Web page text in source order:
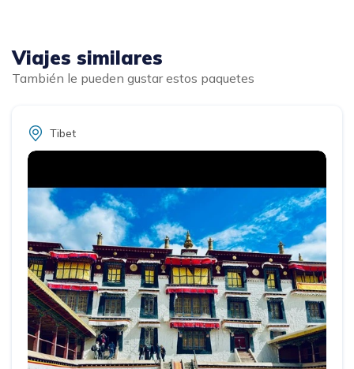
Viajes similares
También le pueden gustar estos paquetes
Tibet